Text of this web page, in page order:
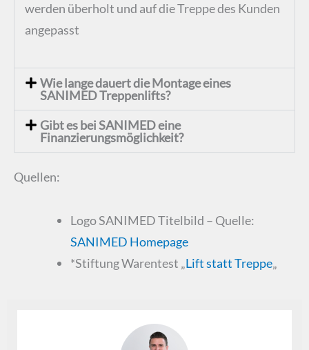
werden überholt und auf die Treppe des Kunden
angepasst​
Wie lange dauert die Montage eines
SANIMED Treppenlifts?
Gibt es bei SANIMED eine
Finanzierungsmöglichkeit?
Quellen:
Logo SANIMED Titelbild – Quelle:
SANIMED Homepage
*Stiftung Warentest „Lift statt Treppe„